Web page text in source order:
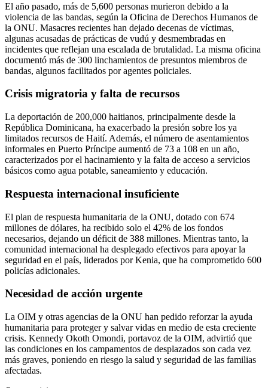
El año pasado, más de 5,600 personas murieron debido a la
violencia de las bandas, según la Oficina de Derechos Humanos de
la ONU. Masacres recientes han dejado decenas de víctimas,
algunas acusadas de prácticas de vudú y desmembradas en
incidentes que reflejan una escalada de brutalidad. La misma oficina
documentó más de 300 linchamientos de presuntos miembros de
bandas, algunos facilitados por agentes policiales.
Crisis migratoria y falta de recursos
La deportación de 200,000 haitianos, principalmente desde la
República Dominicana, ha exacerbado la presión sobre los ya
limitados recursos de Haití. Además, el número de asentamientos
informales en Puerto Príncipe aumentó de 73 a 108 en un año,
caracterizados por el hacinamiento y la falta de acceso a servicios
básicos como agua potable, saneamiento y educación.
Respuesta internacional insuficiente
El plan de respuesta humanitaria de la ONU, dotado con 674
millones de dólares, ha recibido solo el 42% de los fondos
necesarios, dejando un déficit de 388 millones. Mientras tanto, la
comunidad internacional ha desplegado efectivos para apoyar la
seguridad en el país, liderados por Kenia, que ha comprometido 600
policías adicionales.
Necesidad de acción urgente
La OIM y otras agencias de la ONU han pedido reforzar la ayuda
humanitaria para proteger y salvar vidas en medio de esta creciente
crisis. Kennedy Okoth Omondi, portavoz de la OIM, advirtió que
las condiciones en los campamentos de desplazados son cada vez
más graves, poniendo en riesgo la salud y seguridad de las familias
afectadas.